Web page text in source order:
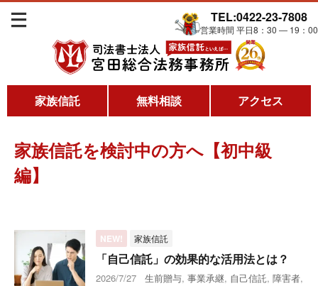
TEL:0422-23-7808
営業時間 平日8：30 ― 19：00
家族信託 無料相談 アクセス
家族信託を検討中の方へ【初中級
編】
NEW! 家族信託
「自己信託」の効果的な活用法とは？
2026/7/27 生前贈与, 事業承継, 自己信託, 障害者,